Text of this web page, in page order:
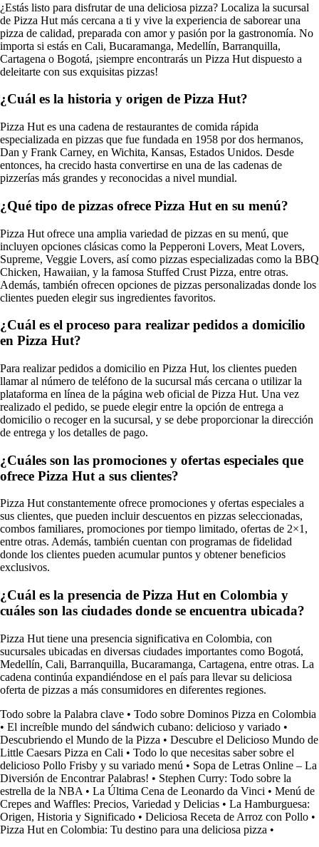
¿Estás listo para disfrutar de una deliciosa pizza? Localiza la sucursal
de Pizza Hut más cercana a ti y vive la experiencia de saborear una
pizza de calidad, preparada con amor y pasión por la gastronomía. No
importa si estás en Cali, Bucaramanga, Medellín, Barranquilla,
Cartagena o Bogotá, ¡siempre encontrarás un Pizza Hut dispuesto a
deleitarte con sus exquisitas pizzas!
¿Cuál es la historia y origen de Pizza Hut?
Pizza Hut es una cadena de restaurantes de comida rápida
especializada en pizzas que fue fundada en 1958 por dos hermanos,
Dan y Frank Carney, en Wichita, Kansas, Estados Unidos. Desde
entonces, ha crecido hasta convertirse en una de las cadenas de
pizzerías más grandes y reconocidas a nivel mundial.
¿Qué tipo de pizzas ofrece Pizza Hut en su menú?
Pizza Hut ofrece una amplia variedad de pizzas en su menú, que
incluyen opciones clásicas como la Pepperoni Lovers, Meat Lovers,
Supreme, Veggie Lovers, así como pizzas especializadas como la BBQ
Chicken, Hawaiian, y la famosa Stuffed Crust Pizza, entre otras.
Además, también ofrecen opciones de pizzas personalizadas donde los
clientes pueden elegir sus ingredientes favoritos.
¿Cuál es el proceso para realizar pedidos a domicilio
en Pizza Hut?
Para realizar pedidos a domicilio en Pizza Hut, los clientes pueden
llamar al número de teléfono de la sucursal más cercana o utilizar la
plataforma en línea de la página web oficial de Pizza Hut. Una vez
realizado el pedido, se puede elegir entre la opción de entrega a
domicilio o recoger en la sucursal, y se debe proporcionar la dirección
de entrega y los detalles de pago.
¿Cuáles son las promociones y ofertas especiales que
ofrece Pizza Hut a sus clientes?
Pizza Hut constantemente ofrece promociones y ofertas especiales a
sus clientes, que pueden incluir descuentos en pizzas seleccionadas,
combos familiares, promociones por tiempo limitado, ofertas de 2×1,
entre otras. Además, también cuentan con programas de fidelidad
donde los clientes pueden acumular puntos y obtener beneficios
exclusivos.
¿Cuál es la presencia de Pizza Hut en Colombia y
cuáles son las ciudades donde se encuentra ubicada?
Pizza Hut tiene una presencia significativa en Colombia, con
sucursales ubicadas en diversas ciudades importantes como Bogotá,
Medellín, Cali, Barranquilla, Bucaramanga, Cartagena, entre otras. La
cadena continúa expandiéndose en el país para llevar su deliciosa
oferta de pizzas a más consumidores en diferentes regiones.
Todo sobre la Palabra clave • Todo sobre Dominos Pizza en Colombia
• El increíble mundo del sándwich cubano: delicioso y variado •
Descubriendo el Mundo de la Pizza • Descubre el Delicioso Mundo de
Little Caesars Pizza en Cali • Todo lo que necesitas saber sobre el
delicioso Pollo Frisby y su variado menú • Sopa de Letras Online – La
Diversión de Encontrar Palabras! • Stephen Curry: Todo sobre la
estrella de la NBA • La Última Cena de Leonardo da Vinci • Menú de
Crepes and Waffles: Precios, Variedad y Delicias • La Hamburguesa:
Origen, Historia y Significado • Deliciosa Receta de Arroz con Pollo •
Pizza Hut en Colombia: Tu destino para una deliciosa pizza •